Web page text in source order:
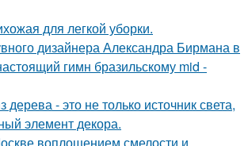
для легкой уборки.
дизайнера Александра Бирмана в
гимн бразильскому mid -
дерева - это не только источник света,
элемент декора.
воплощением смелости и